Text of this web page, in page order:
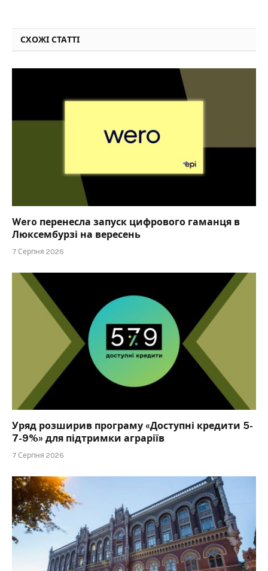
СХОЖІ СТАТТІ
Wero перенесла запуск цифрового гаманця в
Люксембурзі на вересень
7 Серпня 2026
Уряд розширив програму «Доступні кредити 5-
7-9%» для підтримки аграріїв
7 Серпня 2026